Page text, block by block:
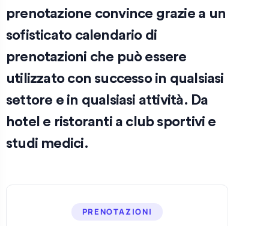
prenotazione convince grazie a un
sofisticato calendario di
prenotazioni che può essere
utilizzato con successo in qualsiasi
settore e in qualsiasi attività. Da
hotel e ristoranti a club sportivi e
studi medici.
PRENOTAZIONI